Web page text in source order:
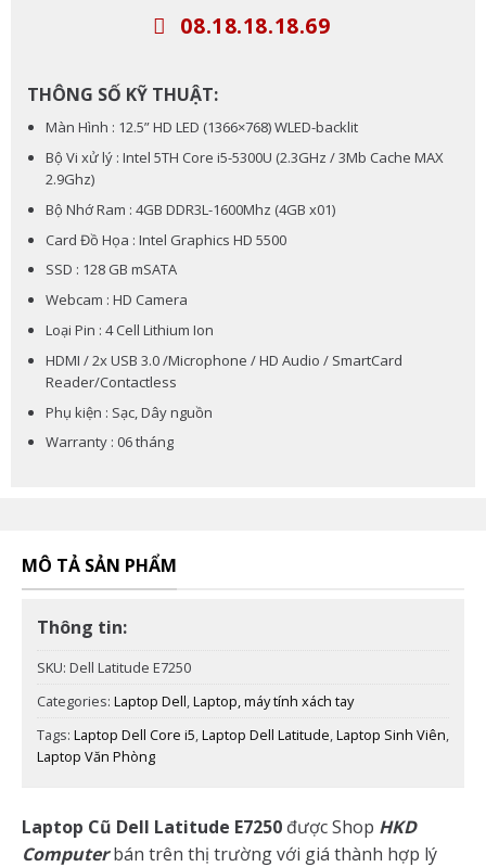
08.18.18.18.69
THÔNG SỐ KỸ THUẬT:
Màn Hình : 12.5” HD LED (1366×768) WLED-backlit
Bộ Vi xử lý : Intel 5TH Core i5-5300U (2.3GHz / 3Mb Cache MAX
2.9Ghz)
Bộ Nhớ Ram : 4GB DDR3L-1600Mhz (4GB x01)
Card Đồ Họa : Intel Graphics HD 5500
SSD : 128 GB mSATA
Webcam : HD Camera
Loại Pin : 4 Cell Lithium Ion
HDMI / 2x USB 3.0 /Microphone / HD Audio / SmartCard
Reader/Contactless
Phụ kiện : Sạc, Dây nguồn
Warranty : 06 tháng
MÔ TẢ SẢN PHẨM
Thông tin:
SKU: Dell Latitude E7250
Categories: Laptop Dell,Laptop, máy tính xách tay
Tags: Laptop Dell Core i5,Laptop Dell Latitude,Laptop Sinh Viên,
Laptop Văn Phòng
Laptop Cũ Dell Latitude E7250 được Shop HKD
Computerbán trên thị trường với giá thành hợp lý